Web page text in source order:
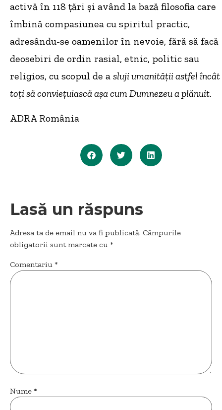
activă în 118 țări și având la bază filosofia care
îmbină compasiunea cu spiritul practic,
adresându-se oamenilor în nevoie, fără să facă
deosebiri de ordin rasial, etnic, politic sau
religios, cu scopul de a sluji umanității astfel încât
toți să conviețuiască așa cum Dumnezeu a plănuit.
ADRA România
Lasă un răspuns
Adresa ta de email nu va fi publicată. Câmpurile
obligatorii sunt marcate cu *
Comentariu *
Nume *